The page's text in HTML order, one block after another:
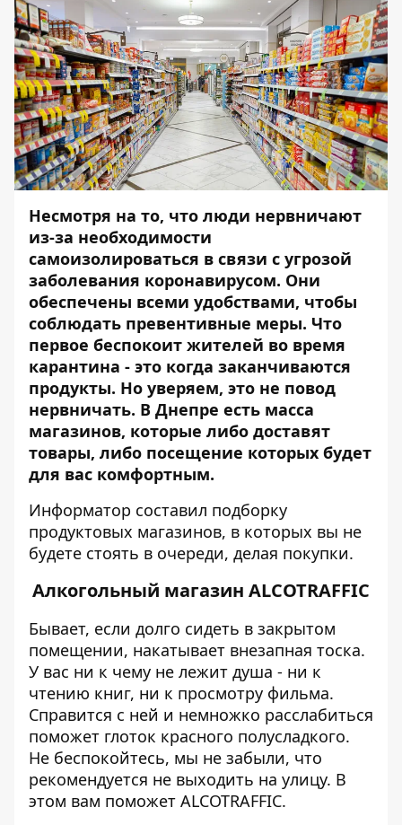
Несмотря на то, что люди нервничают
из-за необходимости
самоизолироваться в связи с угрозой
заболевания коронавирусом. Они
обеспечены всеми удобствами, чтобы
соблюдать превентивные меры. Что
первое беспокоит жителей во время
карантина - это когда заканчиваются
продукты. Но уверяем, это не повод
нервничать. В Днепре есть масса
магазинов, которые либо доставят
товары, либо посещение которых будет
для вас комфортным.
Информатор составил подборку
продуктовых магазинов, в которых вы не
будете стоять в очереди, делая покупки.
Алкогольный магазин ALCOTRAFFIС
Бывает, если долго сидеть в закрытом
помещении, накатывает внезапная тоска.
У вас ни к чему не лежит душа - ни к
чтению книг, ни к просмотру фильма.
Справится с ней и немножко расслабиться
поможет глоток красного полусладкого.
Не беспокойтесь, мы не забыли, что
рекомендуется не выходить на улицу. В
этом вам поможет ALCOTRAFFIС.